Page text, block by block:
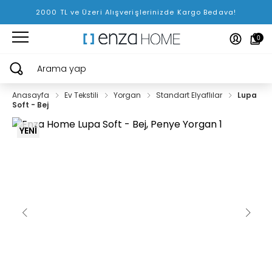
2000 TL ve Üzeri Alışverişlerinizde Kargo Bedava!
0
Arama yap
Anasayfa Ev Tekstili Yorgan Standart Elyaflılar
Lupa
Soft - Bej
YENİ